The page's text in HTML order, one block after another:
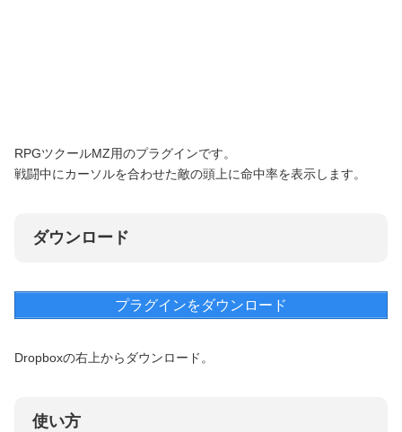
RPGツクールMZ用のプラグインです。
戦闘中にカーソルを合わせた敵の頭上に命中率を表示します。
ダウンロード
プラグインをダウンロード
Dropboxの右上からダウンロード。
使い方